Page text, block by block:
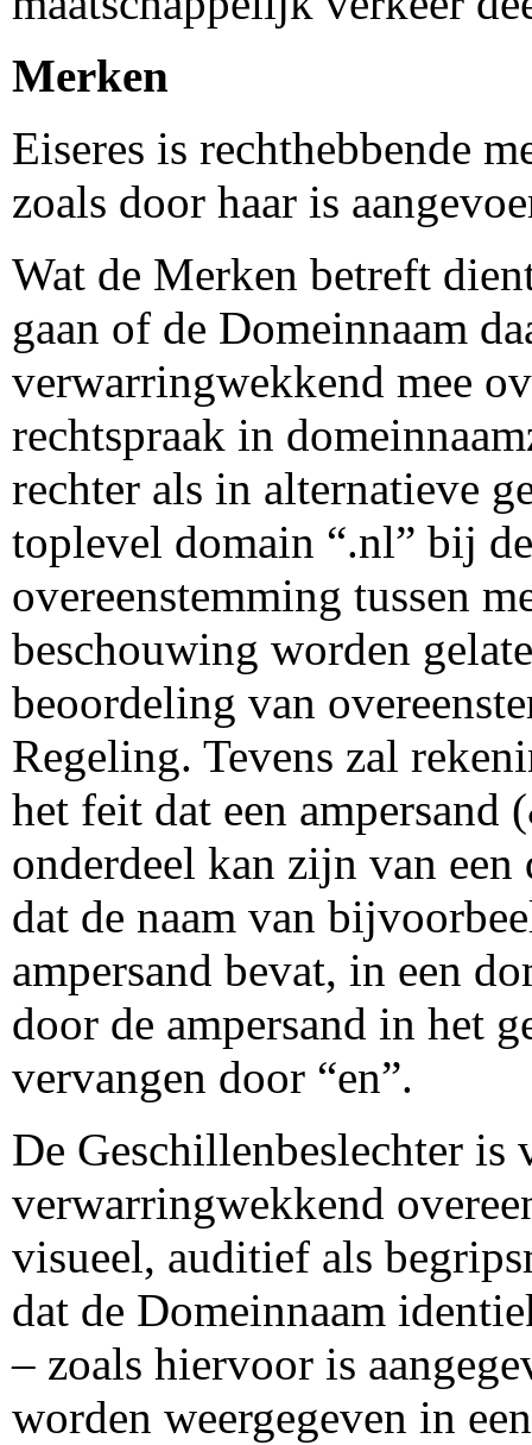
Merken
Eiseres is rechthebbende
zoals door haar is
Wat de Merken betreft
gaan of de Domeinnaam
verwarringwekkend mee
rechtspraak in
rechter als in alternatieve
toplevel domain “.nl” bij
overeenstemming tussen
beschouwing worden
beoordeling van
Regeling. Tevens zal
het feit dat een ampersand
onderdeel kan zijn van
dat de naam van
ampersand bevat, in een
door de ampersand in het
vervangen door “en”.
De Geschillenbeslechter is
verwarringwekkend
visueel, auditief als
dat de Domeinnaam
– zoals hiervoor is
worden weergegeven in